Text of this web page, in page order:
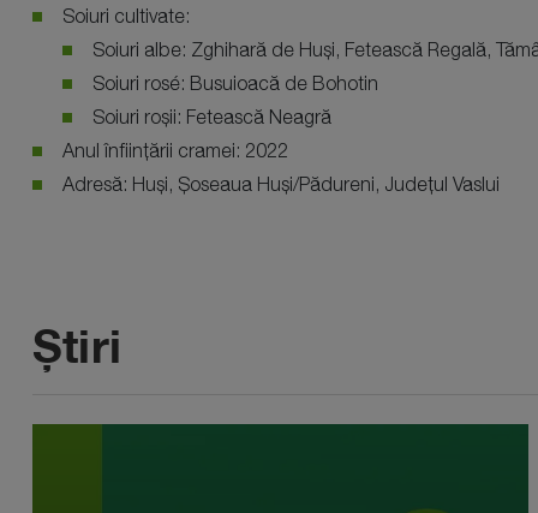
Soiuri cultivate:
Soiuri albe: Zghihară de Huși, Fetească Regală,
Soiuri rosé: Busuioacă de Bohotin
Soiuri roșii: Fetească Neagră
Anul înființării cramei: 2022
Adresă: Huși, Șoseaua Huși/Pădureni, Județul Vaslui
Știri